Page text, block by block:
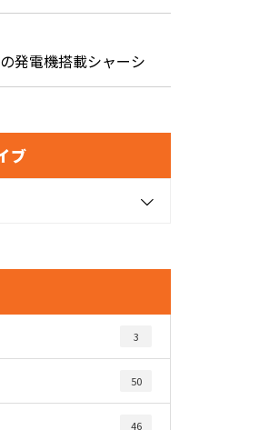
発電機搭載シャーシ
ブ
3
50
46